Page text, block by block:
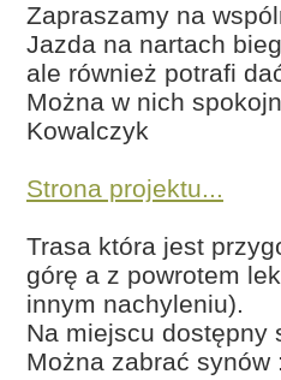
Zapraszamy na
Jazda na nartach
ale również potrafi
Można w nich
Kowalczyk
Strona projektu...
Trasa która jest
górę a z powrotem
innym nachyleniu).
Na miejscu dostępny
Można zabrać synów